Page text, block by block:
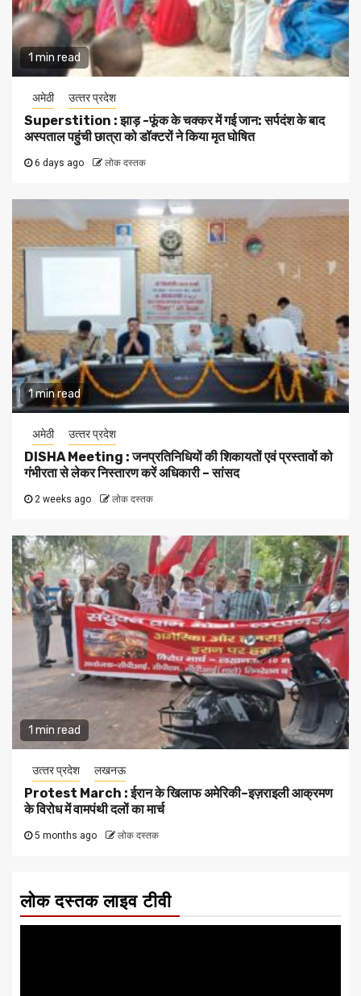
1 min read
अमेठी उत्‍तर प्रदेश
Superstition : झाड़ -फूंक के चक्कर में गई जान: सर्पदंश के बाद
अस्पताल पहुंची छात्रा को डॉक्टरों ने किया मृत घोषित
6 days ago लोक दस्तक
1 min read
अमेठी उत्‍तर प्रदेश
DISHA Meeting : जनप्रतिनिधियों की शिकायतों एवं प्रस्तावों को
गंभीरता से लेकर निस्तारण करें अधिकारी – सांसद
2 weeks ago लोक दस्तक
1 min read
उत्‍तर प्रदेश लखनऊ
Protest March : ईरान के खिलाफ अमेरिकी–इज़राइली आक्रमण
के विरोध में वामपंथी दलों का मार्च
5 months ago लोक दस्तक
लोक दस्तक लाइव टीवी